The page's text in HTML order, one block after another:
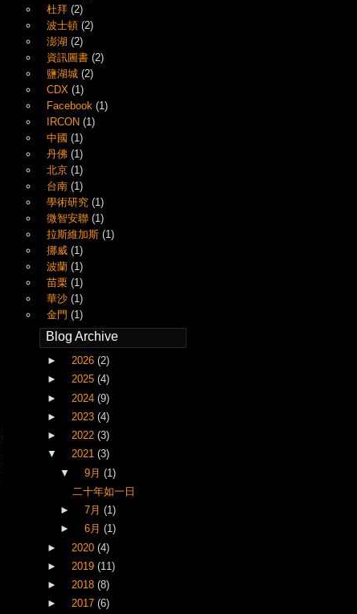
杜拜 (2)
波士頓 (2)
澎湖 (2)
資訊圖書 (2)
鹽湖城 (2)
CDX (1)
Facebook (1)
IRCON (1)
中國 (1)
丹佛 (1)
北京 (1)
台南 (1)
學術研究 (1)
微智安聯 (1)
拉斯維加斯 (1)
挪威 (1)
波蘭 (1)
苗栗 (1)
華沙 (1)
金門 (1)
Blog Archive
► 2026 (2)
►
2025 (4)
►
2024 (9)
►
2023 (4)
►
2022 (3)
▼
2021 (3)
▼
9月 (1)
二十年如一日
►
7月 (1)
►
6月 (1)
►
2020 (4)
►
2019 (11)
►
2018 (8)
►
2017 (6)